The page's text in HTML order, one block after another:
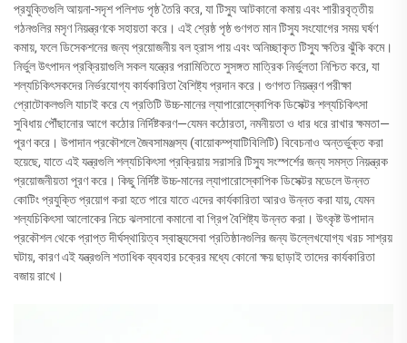
প্রযুক্তিগুলি আয়না-সদৃশ পলিশড পৃষ্ঠ তৈরি করে, যা টিস্যু আটকানো কমায় এবং শারীরবৃত্তীয়
গঠনগুলির মসৃণ নিয়ন্ত্রণকে সহায়তা করে। এই শ্রেষ্ঠ পৃষ্ঠ গুণগত মান টিস্যু সংযোগের সময় ঘর্ষণ
কমায়, ফলে ডিসেকশনের জন্য প্রয়োজনীয় বল হ্রাস পায় এবং অনিচ্ছাকৃত টিস্যু ক্ষতির ঝুঁকি কমে।
নির্ভুল উৎপাদন প্রক্রিয়াগুলি সকল যন্ত্রের পরামিতিতে সুসঙ্গত মাত্রিক নির্ভুলতা নিশ্চিত করে, যা
শল্যচিকিৎসকদের নির্ভরযোগ্য কার্যকারিতা বৈশিষ্ট্য প্রদান করে। গুণগত নিয়ন্ত্রণ পরীক্ষা
প্রোটোকলগুলি যাচাই করে যে প্রতিটি উচ্চ-মানের ল্যাপারোস্কোপিক ডিসেক্টর শল্যচিকিৎসা
সুবিধায় পৌঁছানোর আগে কঠোর নির্দিষ্টকরণ—যেমন কঠোরতা, নমনীয়তা ও ধার ধরে রাখার ক্ষমতা—
পূরণ করে। উপাদান প্রকৌশলে জৈবসামঞ্জস্য (বায়োকম্প্যাটিবিলিটি) বিবেচনাও অন্তর্ভুক্ত করা
হয়েছে, যাতে এই যন্ত্রগুলি শল্যচিকিৎসা প্রক্রিয়ায় সরাসরি টিস্যু সংস্পর্শের জন্য সমস্ত নিয়ন্ত্রক
প্রয়োজনীয়তা পূরণ করে। কিছু নির্দিষ্ট উচ্চ-মানের ল্যাপারোস্কোপিক ডিসেক্টর মডেলে উন্নত
কোটিং প্রযুক্তি প্রয়োগ করা হতে পারে যাতে এদের কার্যকারিতা আরও উন্নত করা যায়, যেমন
শল্যচিকিৎসা আলোকের নিচে ঝলসানো কমানো বা গ্রিপ বৈশিষ্ট্য উন্নত করা। উৎকৃষ্ট উপাদান
প্রকৌশল থেকে প্রাপ্ত দীর্ঘস্থায়িত্ব স্বাস্থ্যসেবা প্রতিষ্ঠানগুলির জন্য উল্লেখযোগ্য খরচ সাশ্রয়
ঘটায়, কারণ এই যন্ত্রগুলি শতাধিক ব্যবহার চক্রের মধ্যে কোনো ক্ষয় ছাড়াই তাদের কার্যকারিতা
বজায় রাখে।